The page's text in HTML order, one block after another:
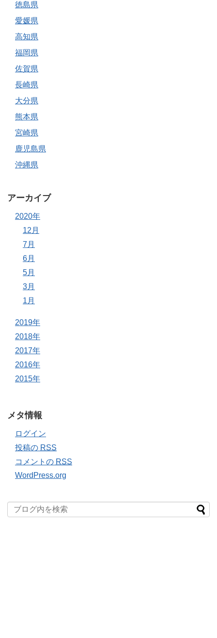
徳島県
愛媛県
高知県
福岡県
佐賀県
長崎県
大分県
熊本県
宮崎県
鹿児島県
沖縄県
アーカイブ
2020年
12月
7月
6月
5月
3月
1月
2019年
2018年
2017年
2016年
2015年
メタ情報
ログイン
投稿の RSS
コメントの RSS
WordPress.org